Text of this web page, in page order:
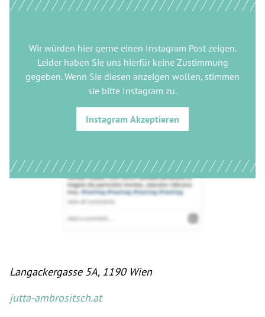
Wir würden hier gerne einen Instagram Postzeigen.
Leider haben Sie uns hierfür keine Zustimmung
gegeben. Wenn Sie diesen anzeigen wollen, stimmen
sie bitte Instagram zu.
Instagram Akzeptieren
Langackergasse 5A, 1190 Wien
jutta-ambrositsch.at